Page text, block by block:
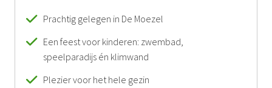
Prachtig gelegen in De Moezel
Een feest voor kinderen: zwembad,
speelparadijs én klimwand
Plezier voor het hele gezin